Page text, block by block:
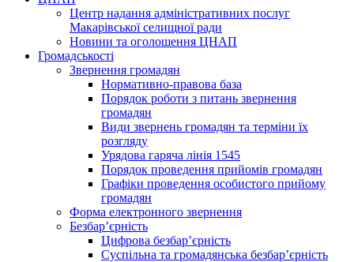
Центр надання адміністративних послуг
Макарівської селищної ради
Новини та оголошення ЦНАП
Громадськості
Звернення громадян
Нормативно-правова база
Порядок роботи з питань звернення
громадян
Види звернень громадян та терміни їх
розгляду
Урядова гаряча лінія 1545
Порядок проведення прийомів громадян
Графіки проведення особистого прийому
громадян
Форма електронного звернення
Безбар’єрність
Цифрова безбар’єрність
Суспільна та громадянська безбар’єрність